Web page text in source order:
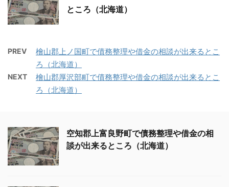
ところ（北海道）
PREV
檜山郡上ノ国町で債務整理や借金の相談が出来るとこ
ろ（北海道）
NEXT
檜山郡厚沢部町で債務整理や借金の相談が出来るとこ
ろ（北海道）
空知郡上富良野町で債務整理や借金の相
談が出来るところ（北海道）